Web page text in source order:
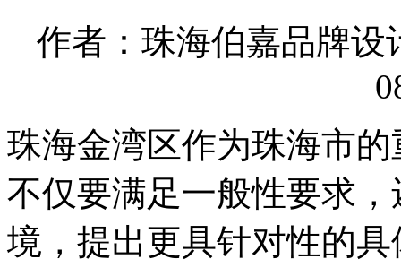
作者：珠海伯嘉品牌设
珠海金湾区作为珠海市
不仅要满足一般性要求
境，提出更具针对性的